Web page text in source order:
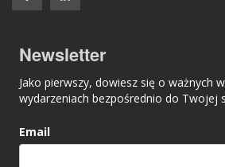
Newsletter
Jako pierwszy, dowiesz się o ważnych
wydarzeniach bezpośrednio do Twojej
Email